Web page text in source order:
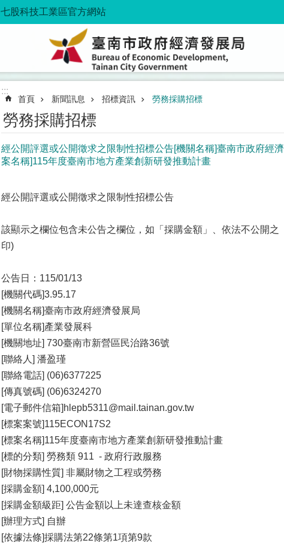
七股科技工業區官方網站
:::
首頁 新聞訊息 招標資訊 勞務採購招標
勞務採購招標
經公開評選或公開徵求之限制性招標公告[機關名稱]臺南市政府經
案名稱]115年度臺南市地方產業創新研發推動計畫
經公開評選或公開徵求之限制性招標公告
該顯示之欄位包含未公告之欄位，如「採購金額」、依法不公開
印)
公告日：115/01/13
[機關代碼]3.95.17
[機關名稱]臺南市政府經濟發展局
[單位名稱]產業發展科
[機關地址] 730臺南市新營區民治路36號
[聯絡人] 潘盈瑾
[聯絡電話] (06)6377225
[傳真號碼] (06)6324270
[電子郵件信箱]hlepb5311@mail.tainan.gov.tw
[標案案號]115ECON17S2
[標案名稱]115年度臺南市地方產業創新研發推動計畫
[標的分類] 勞務類 911 - 政府行政服務
[財物採購性質] 非屬財物之工程或勞務
[採購金額] 4,100,000元
[採購金額級距] 公告金額以上未達查核金額
[辦理方式] 自辦
[依據法條]採購法第22條第1項第9款